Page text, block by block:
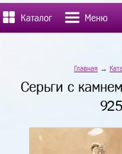
Каталог Меню
Главная→
Серьги с